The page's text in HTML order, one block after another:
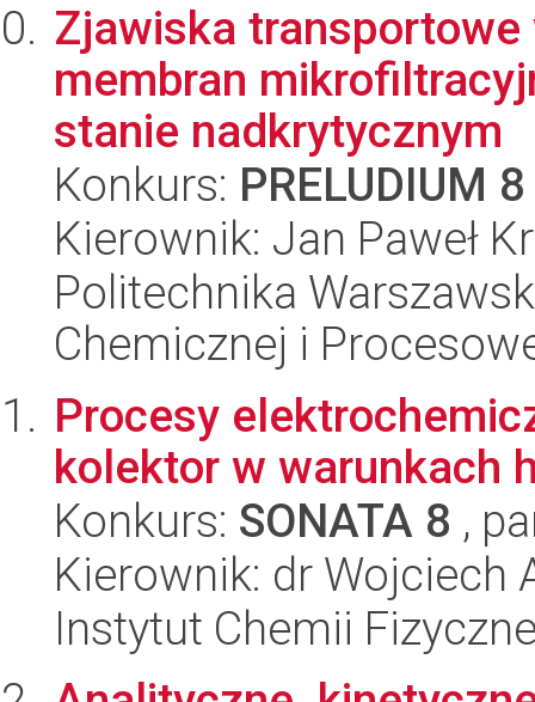
Zjawiska
membran
stanie nadkrytycznym
Konkurs: PRELUDIUM 8
Kierownik: Jan Paweł
Politechnika
Chemicznej i
Procesy
kolektor w warunkach
Konkurs: SONATA 8 ,
Kierownik: dr Wojciech
Instytut Chemii